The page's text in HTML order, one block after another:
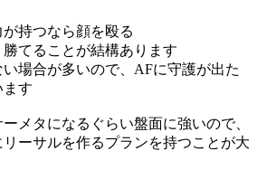
持つなら顔を殴る
てることが結構あります
場合が多いので、AFに守護が出た
ます
メタになるぐらい盤面に強いので、
ーサルを作るプランを持つことが大